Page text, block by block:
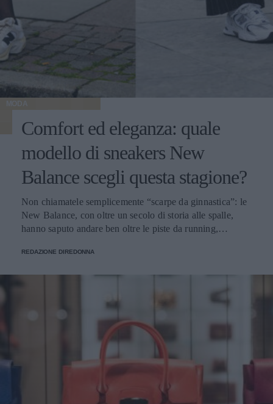
MODA
Comfort ed eleganza: quale
modello di sneakers New
Balance scegli questa stagione?
Non chiamatele semplicemente “scarpe da ginnastica”: le
New Balance, con oltre un secolo di storia alle spalle,
hanno saputo andare ben oltre le piste da running,
REDAZIONE DIREDONNA